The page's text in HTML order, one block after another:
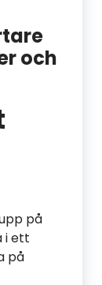
och
på
i ett
på